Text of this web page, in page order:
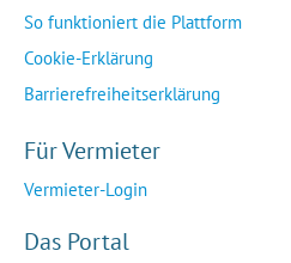
So funktioniert die Plattform
Cookie-Erklärung
Barrierefreiheitserklärung
Für Vermieter
Vermieter-Login
Das Portal